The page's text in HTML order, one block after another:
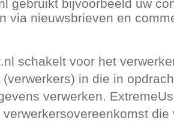
gebruikt bijvoorbeeld uw
via nieuwsbrieven en
schakelt voor het
in die in
verwerken.